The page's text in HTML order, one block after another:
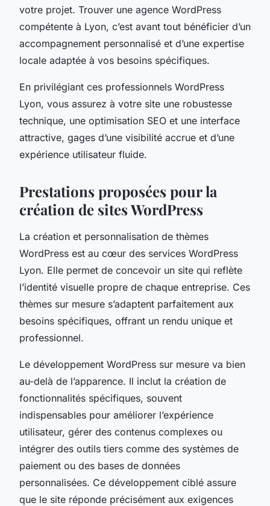
votre projet. Trouver une agence WordPress
compétente à Lyon, c’est avant tout bénéficier d’un
accompagnement personnalisé et d’une expertise
locale adaptée à vos besoins spécifiques.
En privilégiant ces professionnels WordPress
Lyon, vous assurez à votre site une robustesse
technique, une optimisation SEO et une interface
attractive, gages d’une visibilité accrue et d’une
expérience utilisateur fluide.
Prestations proposées pour la
création de sites WordPress
La création et personnalisation de thèmes
WordPress est au cœur des services WordPress
Lyon. Elle permet de concevoir un site qui reflète
l’identité visuelle propre de chaque entreprise. Ces
thèmes sur mesure s’adaptent parfaitement aux
besoins spécifiques, offrant un rendu unique et
professionnel.
Le développement WordPress sur mesure va bien
au-delà de l’apparence. Il inclut la création de
fonctionnalités spécifiques, souvent
indispensables pour améliorer l’expérience
utilisateur, gérer des contenus complexes ou
intégrer des outils tiers comme des systèmes de
paiement ou des bases de données
personnalisées. Ce développement ciblé assure
que le site réponde précisément aux exigences